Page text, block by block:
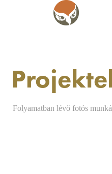
Folyamatban lévő fotós